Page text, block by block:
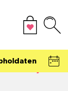
Polyester